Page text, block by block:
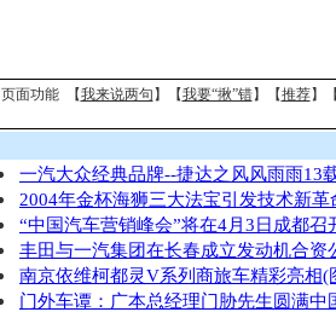
页面功能 【我来说两句 】【我要“揪”错】【推荐】
一汽大众经典品牌--捷达之风风雨雨13
2004年金杯海狮三大法宝引发技术新革
“中国汽车营销峰会”将在4月3日成都召
丰田与一汽集团在长春成立发动机合资
南京依维柯都灵V系列商旅车精彩亮相(
门外车谭：广本总经理门胁先生圆满中